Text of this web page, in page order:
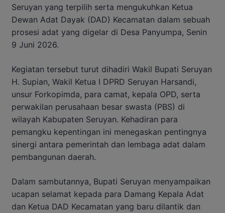
Seruyan yang terpilih serta mengukuhkan Ketua
Dewan Adat Dayak (DAD) Kecamatan dalam sebuah
prosesi adat yang digelar di Desa Panyumpa, Senin
9 Juni 2026.
Kegiatan tersebut turut dihadiri Wakil Bupati Seruyan
H. Supian, Wakil Ketua I DPRD Seruyan Harsandi,
unsur Forkopimda, para camat, kepala OPD, serta
perwakilan perusahaan besar swasta (PBS) di
wilayah Kabupaten Seruyan. Kehadiran para
pemangku kepentingan ini menegaskan pentingnya
sinergi antara pemerintah dan lembaga adat dalam
pembangunan daerah.
Dalam sambutannya, Bupati Seruyan menyampaikan
ucapan selamat kepada para Damang Kepala Adat
dan Ketua DAD Kecamatan yang baru dilantik dan